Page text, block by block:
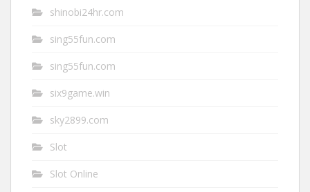
shinobi24hr.com
sing55fun.com
sing55fun.com
six9game.win
sky2899.com
Slot
Slot Online